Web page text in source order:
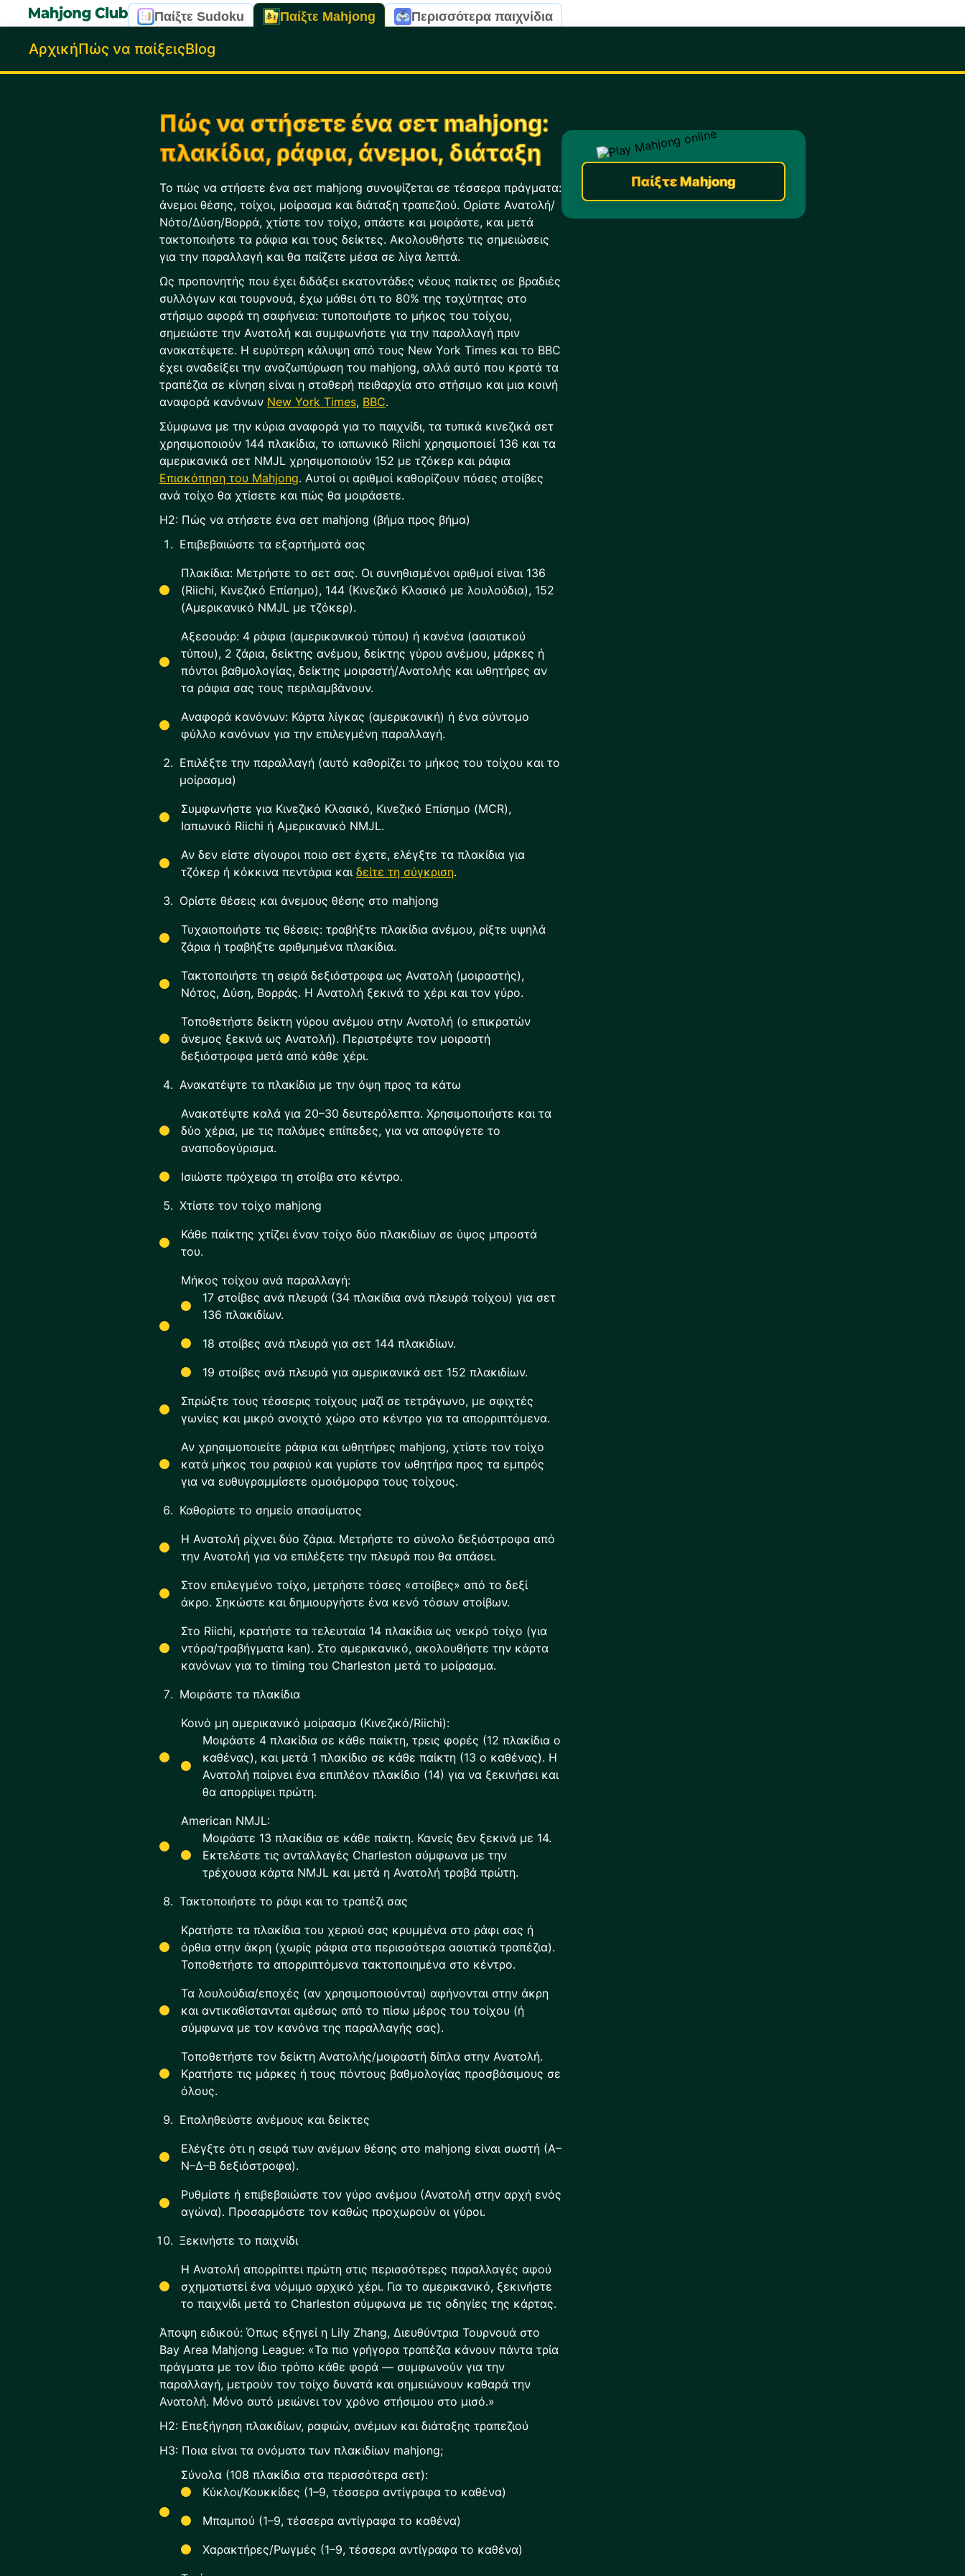
Παίξτε Sudoku Παίξτε Mahjong Περισσότερα παιχνίδια
ΑρχικήΠώς να παίξειςBlog
Πώς να στήσετε ένα σετ mahjong:
πλακίδια, ράφια, άνεμοι, διάταξη
Το πώς να στήσετε ένα σετ mahjong συνοψίζεται σε τέσσερα πράγματα:
άνεμοι θέσης, τοίχοι, μοίρασμα και διάταξη τραπεζιού. Ορίστε Ανατολή/
Νότο/Δύση/Βορρά, χτίστε τον τοίχο, σπάστε και μοιράστε, και μετά
τακτοποιήστε τα ράφια και τους δείκτες. Ακολουθήστε τις σημειώσεις
για την παραλλαγή και θα παίζετε μέσα σε λίγα λεπτά.
Ως προπονητής που έχει διδάξει εκατοντάδες νέους παίκτες σε βραδιές
συλλόγων και τουρνουά, έχω μάθει ότι το 80% της ταχύτητας στο
στήσιμο αφορά τη σαφήνεια: τυποποιήστε το μήκος του τοίχου,
σημειώστε την Ανατολή και συμφωνήστε για την παραλλαγή πριν
ανακατέψετε. Η ευρύτερη κάλυψη από τους New York Times και το BBC
έχει αναδείξει την αναζωπύρωση του mahjong, αλλά αυτό που κρατά τα
τραπέζια σε κίνηση είναι η σταθερή πειθαρχία στο στήσιμο και μια κοινή
αναφορά κανόνων New York Times, BBC.
Σύμφωνα με την κύρια αναφορά για το παιχνίδι, τα τυπικά κινεζικά σετ
χρησιμοποιούν 144 πλακίδια, το ιαπωνικό Riichi χρησιμοποιεί 136 και τα
αμερικανικά σετ NMJL χρησιμοποιούν 152 με τζόκερ και ράφια
Επισκόπηση του Mahjong. Αυτοί οι αριθμοί καθορίζουν πόσες στοίβες
ανά τοίχο θα χτίσετε και πώς θα μοιράσετε.
H2: Πώς να στήσετε ένα σετ mahjong (βήμα προς βήμα)
Επιβεβαιώστε τα εξαρτήματά σας
Πλακίδια: Μετρήστε το σετ σας. Οι συνηθισμένοι αριθμοί είναι 136
(Riichi, Κινεζικό Επίσημο), 144 (Κινεζικό Κλασικό με λουλούδια), 152
(Αμερικανικό NMJL με τζόκερ).
Αξεσουάρ: 4 ράφια (αμερικανικού τύπου) ή κανένα (ασιατικού
τύπου), 2 ζάρια, δείκτης ανέμου, δείκτης γύρου ανέμου, μάρκες ή
πόντοι βαθμολογίας, δείκτης μοιραστή/Ανατολής και ωθητήρες αν
τα ράφια σας τους περιλαμβάνουν.
Αναφορά κανόνων: Κάρτα λίγκας (αμερικανική) ή ένα σύντομο
φύλλο κανόνων για την επιλεγμένη παραλλαγή.
Επιλέξτε την παραλλαγή (αυτό καθορίζει το μήκος του τοίχου και το
μοίρασμα)
Συμφωνήστε για Κινεζικό Κλασικό, Κινεζικό Επίσημο (MCR),
Ιαπωνικό Riichi ή Αμερικανικό NMJL.
Αν δεν είστε σίγουροι ποιο σετ έχετε, ελέγξτε τα πλακίδια για
τζόκερ ή κόκκινα πεντάρια και δείτε τη σύγκριση.
Ορίστε θέσεις και άνεμους θέσης στο mahjong
Τυχαιοποιήστε τις θέσεις: τραβήξτε πλακίδια ανέμου, ρίξτε υψηλά
ζάρια ή τραβήξτε αριθμημένα πλακίδια.
Τακτοποιήστε τη σειρά δεξιόστροφα ως Ανατολή (μοιραστής),
Νότος, Δύση, Βορράς. Η Ανατολή ξεκινά το χέρι και τον γύρο.
Τοποθετήστε δείκτη γύρου ανέμου στην Ανατολή (ο επικρατών
άνεμος ξεκινά ως Ανατολή). Περιστρέψτε τον μοιραστή
δεξιόστροφα μετά από κάθε χέρι.
Ανακατέψτε τα πλακίδια με την όψη προς τα κάτω
Ανακατέψτε καλά για 20–30 δευτερόλεπτα. Χρησιμοποιήστε και τα
δύο χέρια, με τις παλάμες επίπεδες, για να αποφύγετε το
αναποδογύρισμα.
Ισιώστε πρόχειρα τη στοίβα στο κέντρο.
Χτίστε τον τοίχο mahjong
Κάθε παίκτης χτίζει έναν τοίχο δύο πλακιδίων σε ύψος μπροστά
του.
Μήκος τοίχου ανά παραλλαγή:
17 στοίβες ανά πλευρά (34 πλακίδια ανά πλευρά τοίχου) για σετ
136 πλακιδίων.
18 στοίβες ανά πλευρά για σετ 144 πλακιδίων.
19 στοίβες ανά πλευρά για αμερικανικά σετ 152 πλακιδίων.
Σπρώξτε τους τέσσερις τοίχους μαζί σε τετράγωνο, με σφιχτές
γωνίες και μικρό ανοιχτό χώρο στο κέντρο για τα απορριπτόμενα.
Αν χρησιμοποιείτε ράφια και ωθητήρες mahjong, χτίστε τον τοίχο
κατά μήκος του ραφιού και γυρίστε τον ωθητήρα προς τα εμπρός
για να ευθυγραμμίσετε ομοιόμορφα τους τοίχους.
Καθορίστε το σημείο σπασίματος
Η Ανατολή ρίχνει δύο ζάρια. Μετρήστε το σύνολο δεξιόστροφα από
την Ανατολή για να επιλέξετε την πλευρά που θα σπάσει.
Στον επιλεγμένο τοίχο, μετρήστε τόσες «στοίβες» από το δεξί
άκρο. Σηκώστε και δημιουργήστε ένα κενό τόσων στοίβων.
Στο Riichi, κρατήστε τα τελευταία 14 πλακίδια ως νεκρό τοίχο (για
ντόρα/τραβήγματα kan). Στο αμερικανικό, ακολουθήστε την κάρτα
κανόνων για το timing του Charleston μετά το μοίρασμα.
Μοιράστε τα πλακίδια
Κοινό μη αμερικανικό μοίρασμα (Κινεζικό/Riichi):
Μοιράστε 4 πλακίδια σε κάθε παίκτη, τρεις φορές (12 πλακίδια ο
καθένας), και μετά 1 πλακίδιο σε κάθε παίκτη (13 ο καθένας). Η
Ανατολή παίρνει ένα επιπλέον πλακίδιο (14) για να ξεκινήσει και
θα απορρίψει πρώτη.
American NMJL:
Μοιράστε 13 πλακίδια σε κάθε παίκτη. Κανείς δεν ξεκινά με 14.
Εκτελέστε τις ανταλλαγές Charleston σύμφωνα με την
τρέχουσα κάρτα NMJL και μετά η Ανατολή τραβά πρώτη.
Τακτοποιήστε το ράφι και το τραπέζι σας
Κρατήστε τα πλακίδια του χεριού σας κρυμμένα στο ράφι σας ή
όρθια στην άκρη (χωρίς ράφια στα περισσότερα ασιατικά τραπέζια).
Τοποθετήστε τα απορριπτόμενα τακτοποιημένα στο κέντρο.
Τα λουλούδια/εποχές (αν χρησιμοποιούνται) αφήνονται στην άκρη
και αντικαθίστανται αμέσως από το πίσω μέρος του τοίχου (ή
σύμφωνα με τον κανόνα της παραλλαγής σας).
Τοποθετήστε τον δείκτη Ανατολής/μοιραστή δίπλα στην Ανατολή.
Κρατήστε τις μάρκες ή τους πόντους βαθμολογίας προσβάσιμους σε
όλους.
Επαληθεύστε ανέμους και δείκτες
Ελέγξτε ότι η σειρά των ανέμων θέσης στο mahjong είναι σωστή (Α–
Ν–Δ–Β δεξιόστροφα).
Ρυθμίστε ή επιβεβαιώστε τον γύρο ανέμου (Ανατολή στην αρχή ενός
αγώνα). Προσαρμόστε τον καθώς προχωρούν οι γύροι.
Ξεκινήστε το παιχνίδι
Η Ανατολή απορρίπτει πρώτη στις περισσότερες παραλλαγές αφού
σχηματιστεί ένα νόμιμο αρχικό χέρι. Για το αμερικανικό, ξεκινήστε
το παιχνίδι μετά το Charleston σύμφωνα με τις οδηγίες της κάρτας.
Άποψη ειδικού: Όπως εξηγεί η Lily Zhang, Διευθύντρια Τουρνουά στο
Bay Area Mahjong League: «Τα πιο γρήγορα τραπέζια κάνουν πάντα τρία
πράγματα με τον ίδιο τρόπο κάθε φορά — συμφωνούν για την
παραλλαγή, μετρούν τον τοίχο δυνατά και σημειώνουν καθαρά την
Ανατολή. Μόνο αυτό μειώνει τον χρόνο στήσιμου στο μισό.»
H2: Επεξήγηση πλακιδίων, ραφιών, ανέμων και διάταξης τραπεζιού
H3: Ποια είναι τα ονόματα των πλακιδίων mahjong;
Σύνολα (108 πλακίδια στα περισσότερα σετ):
Κύκλοι/Κουκκίδες (1–9, τέσσερα αντίγραφα το καθένα)
Μπαμπού (1–9, τέσσερα αντίγραφα το καθένα)
Χαρακτήρες/Ρωγμές (1–9, τέσσερα αντίγραφα το καθένα)
Παίξτε Mahjong